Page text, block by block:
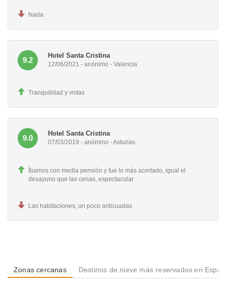
Nada
9.2
Hotel Santa Cristina
12/06/2021 - anónimo - Valencia
Tranquilidad y vistas
9.0
Hotel Santa Cristina
07/03/2019 - anónimo - Asturias
Íbamos con media pensión y fue lo más acertado, igual el
desayuno que las cenas, espectacular
Las habitaciones, un poco anticuadas
Zonas cercanas Destinos de nieve más reservados en